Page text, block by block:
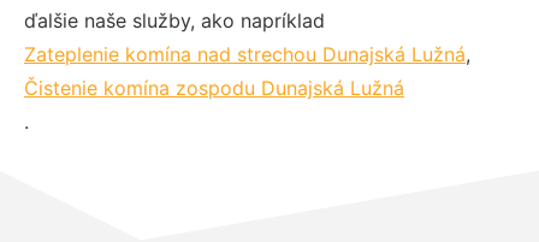
ďalšie naše služby, ako napríklad
Zateplenie komína nad strechou Dunajská Lužná,
Čistenie komína zospodu Dunajská Lužná
.